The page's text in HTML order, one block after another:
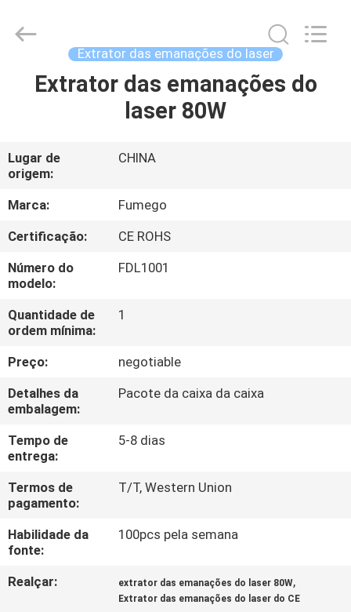
CASA
SOBRE
NÓS
EXCURSÃO
DA
FÁBRICA
CONTROLE
DA
QUALIDADE
CONTACTE-
NOS
PEÇA
UMAS
CITAÇÕES
Extrator das emanações do laser
Extrator das emanações do
laser 80W
Lugar de
origem:
CHINA
Marca:
Fumego
Certificação:
CE ROHS
Número do
modelo:
FDL1001
Quantidade de
ordem mínima:
1
Preço:
negotiable
Detalhes da
embalagem:
Pacote da caixa da caixa
Tempo de
entrega:
5-8 dias
Termos de
pagamento:
T/T, Western Union
Habilidade da
fonte:
100pcs pela semana
Realçar: extrator das emanações do laser 80W,
Extrator das emanações do laser do CE